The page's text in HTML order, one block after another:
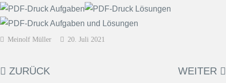
Meinolf Müller 20. Juli 2021
ZURÜCK WEITER